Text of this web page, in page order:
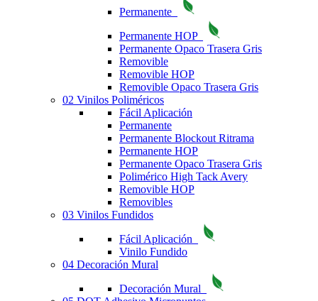
Permanente
Permanente HOP
Permanente Opaco Trasera Gris
Removible
Removible HOP
Removible Opaco Trasera Gris
02 Vinilos Poliméricos
Fácil Aplicación
Permanente
Permanente Blockout Ritrama
Permanente HOP
Permanente Opaco Trasera Gris
Polimérico High Tack Avery
Removible HOP
Removibles
03 Vinilos Fundidos
Fácil Aplicación
Vinilo Fundido
04 Decoración Mural
Decoración Mural